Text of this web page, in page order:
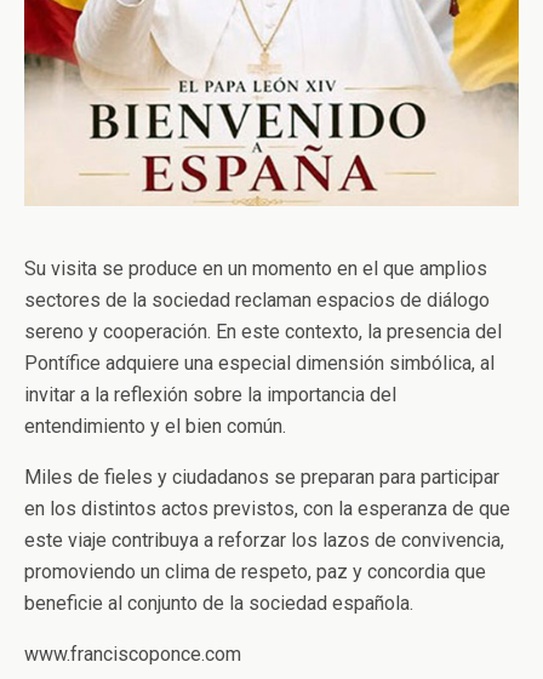
Su visita se produce en un momento en el que amplios
sectores de la sociedad reclaman espacios de diálogo
sereno y cooperación. En este contexto, la presencia del
Pontífice adquiere una especial dimensión simbólica, al
invitar a la reflexión sobre la importancia del
entendimiento y el bien común.
Miles de fieles y ciudadanos se preparan para participar
en los distintos actos previstos, con la esperanza de que
este viaje contribuya a reforzar los lazos de convivencia,
promoviendo un clima de respeto, paz y concordia que
beneficie al conjunto de la sociedad española.
www.franciscoponce.com